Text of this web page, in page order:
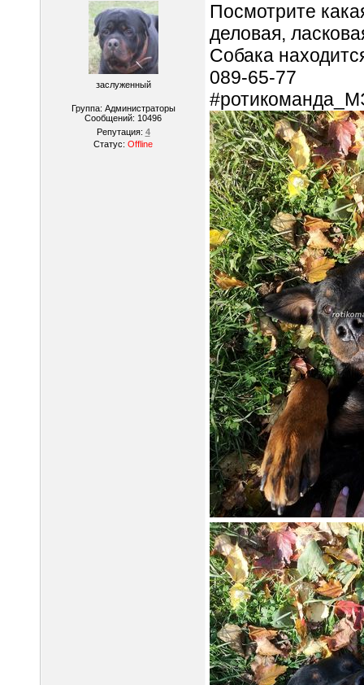
заслуженный
Группа: Администраторы
Сообщений: 10496
Репутация: 4
Статус: Offline
Посмотрите
деловая,
Собака
089-65-77